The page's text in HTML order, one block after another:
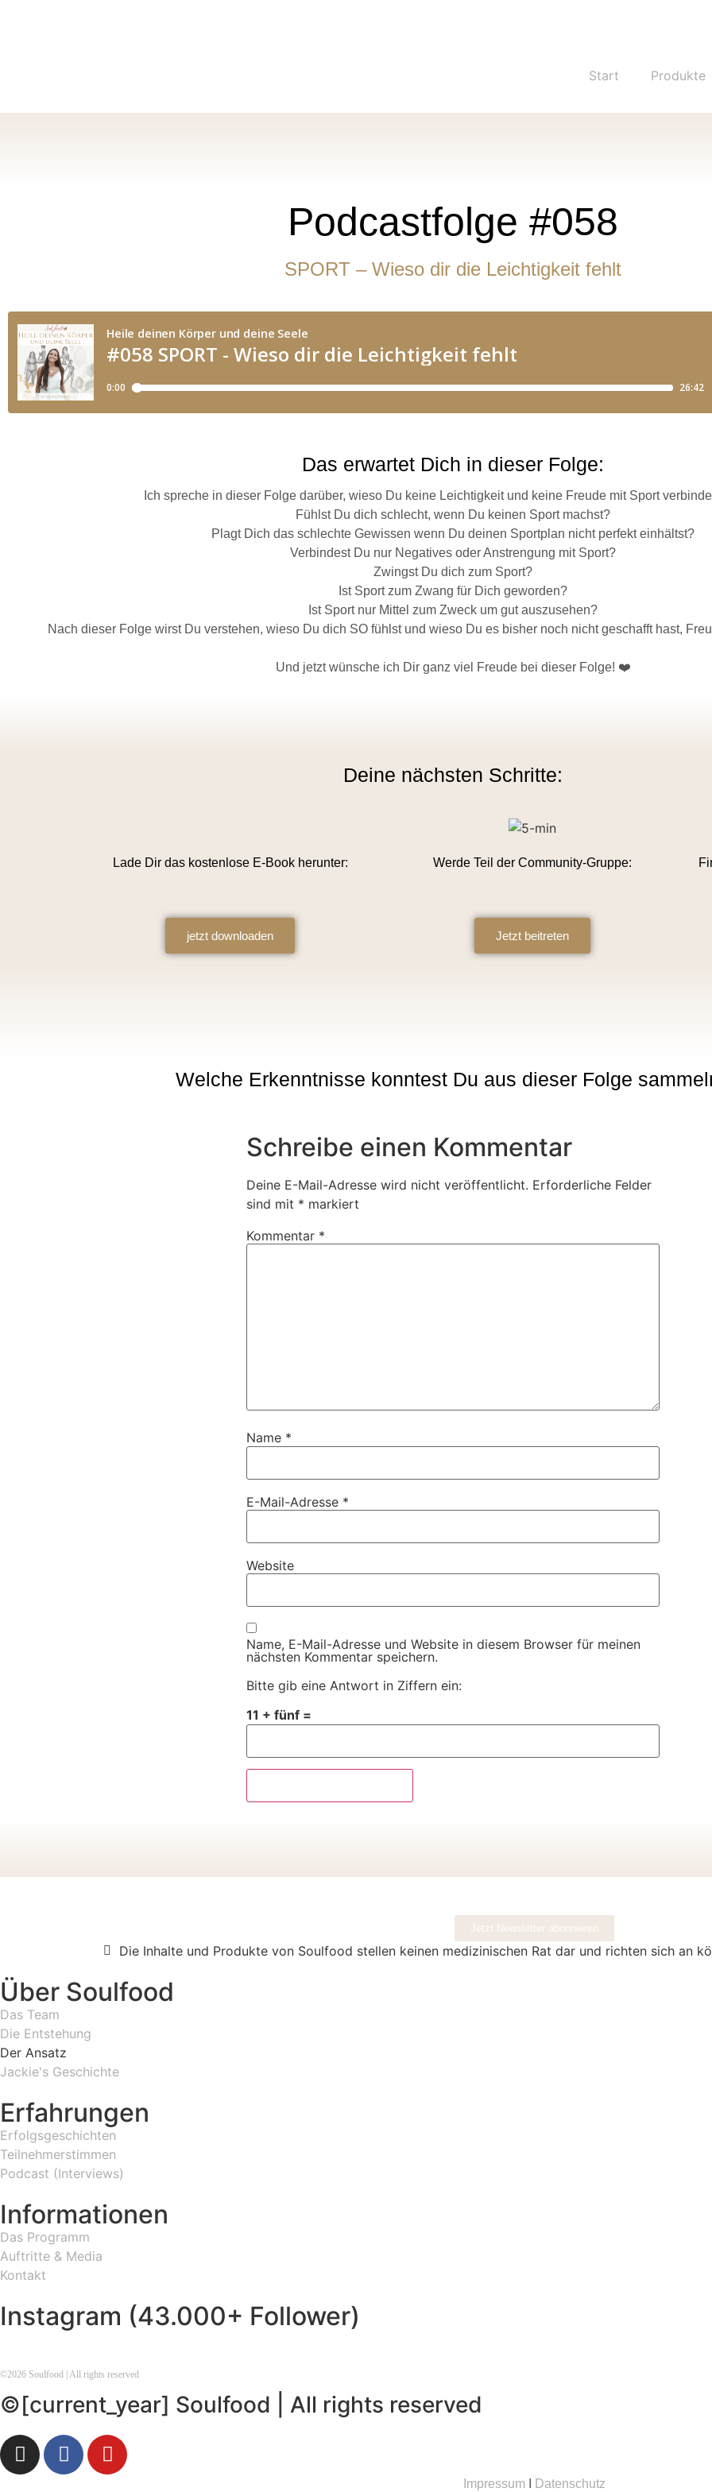
Start Produkte
Podcastfolge #058
SPORT – Wieso dir die Leichtigkeit fehlt
Das erwartet Dich in dieser Folge:
Ich spreche in dieser Folge darüber, wieso Du keine Leichtigkeit und keine Freude mit Sport
Fühlst Du dich schlecht, wenn Du keinen Sport machst?
Plagt Dich das schlechte Gewissen wenn Du deinen Sportplan nicht perfekt einhältst?
Verbindest Du nur Negatives oder Anstrengung mit Sport?
Zwingst Du dich zum Sport?
Ist Sport zum Zwang für Dich geworden?
Ist Sport nur Mittel zum Zweck um gut auszusehen?
Nach dieser Folge wirst Du verstehen, wieso Du dich SO fühlst und wieso Du es bisher noch nicht geschafft hast,
Und jetzt wünsche ich Dir ganz viel Freude bei dieser Folge! ❤️
Deine nächsten Schritte:
Lade Dir das kostenlose E-Book herunter: Werde Teil der Community-Gruppe:
jetzt downloaden Jetzt beitreten
Welche Erkenntnisse konntest Du aus dieser Folge
Schreibe einen Kommentar
Deine E-Mail-Adresse wird nicht veröffentlicht. Erforderliche Felder
sind mit * markiert
Kommentar *
Name *
E-Mail-Adresse *
Website
Name, E-Mail-Adresse und Website in diesem Browser für meinen
nächsten Kommentar speichern.
Bitte gib eine Antwort in Ziffern ein:
11 + fünf =
Jetzt Newsletter abonnieren
Die Inhalte und Produkte von Soulfood stellen keinen medizinischen Rat dar und richten sich an
Über Soulfood
Das Team
Die Entstehung
Der Ansatz
Jackie's Geschichte
Erfahrungen
Erfolgsgeschichten
Teilnehmerstimmen
Podcast (Interviews)
Informationen
Das Programm
Auftritte & Media
Kontakt
Instagram (43.000+ Follower)
©2026 Soulfood | All rights reserved
©[current_year] Soulfood | All rights reserved
Impressum Datenschutz